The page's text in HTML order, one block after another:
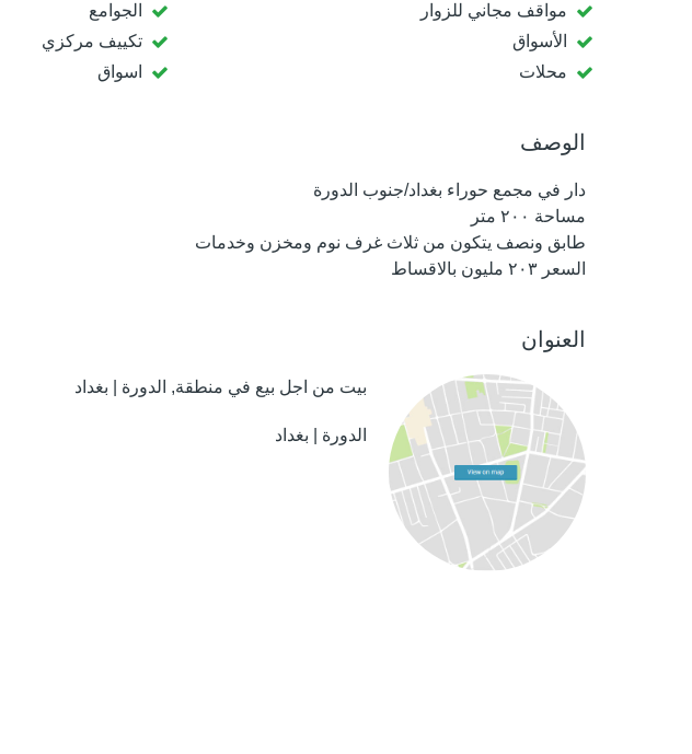
مواقف مجاني للزوار
الجوامع
الأسواق
تكييف مركزي
محلات
اسواق
الوصف
دار في مجمع حوراء بغداد/جنوب الدورة
مساحة ٢٠٠ متر
طابق ونصف يتكون من ثلاث غرف نوم ومخزن وخدمات
السعر ٢٠٣ مليون بالاقساط
العنوان
بيت من اجل بيع في منطقة, الدورة | بغداد
الدورة | بغداد